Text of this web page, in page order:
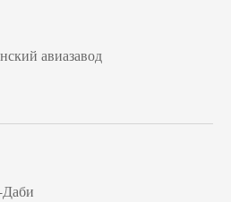
авиазавод
Даби